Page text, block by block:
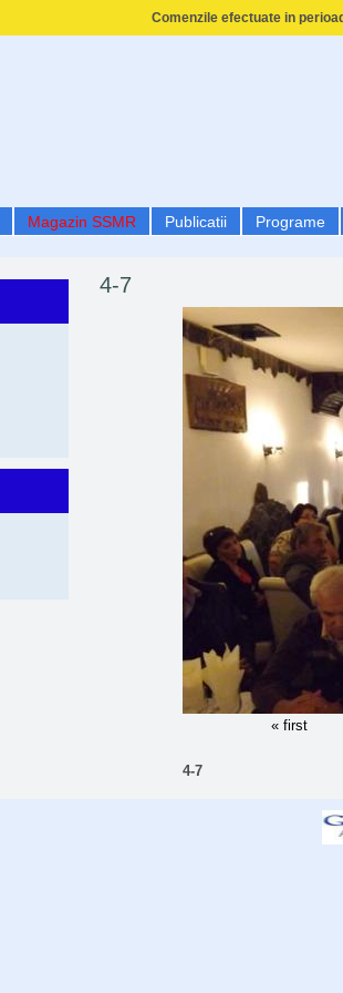
Comenzile efectuate in
Magazin SSMR Publicatii Programe
4-7
« first
4-7